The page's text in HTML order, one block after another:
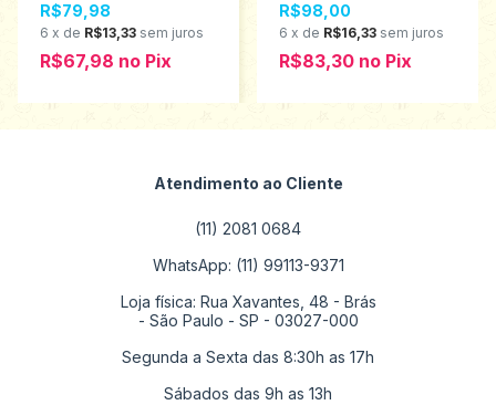
R$79,98
6 x de R$13,33 sem juros
R$67,98 no Pix
R$98,00
6 x de R$16,33 sem juros
R$83,30 no Pix
Atendimento ao Cliente
(11) 2081 0684
WhatsApp: (11) 99113-9371
Loja física: Rua Xavantes, 48 - Brás
- São Paulo - SP - 03027-000
Segunda a Sexta das 8:30h as 17h
Sábados das 9h as 13h